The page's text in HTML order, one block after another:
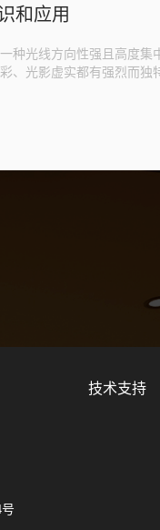
和应用
种光线方向性强且高度集
、光影虚实都有强烈而独
技术支持